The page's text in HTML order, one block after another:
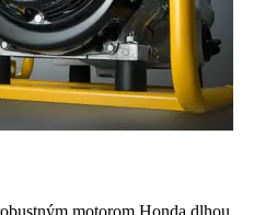
motorom Honda dlhou